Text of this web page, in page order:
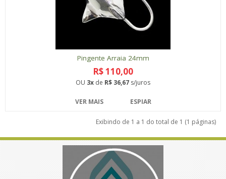
Pingente Arraia 24mm
R$ 110,00
OU 3x de R$ 36,67 s/juros
VER MAIS ESPIAR
Exibindo de 1 a 1 do total de 1 (1 páginas)